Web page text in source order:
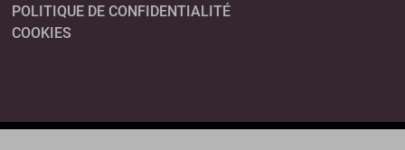
POLITIQUE DE CONFIDENTIALITÉ
COOKIES